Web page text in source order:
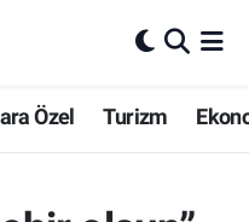
Özel Turizm
Haritası